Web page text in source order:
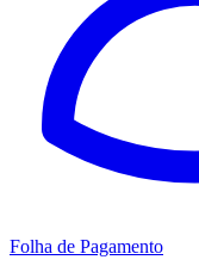
Folha de Pagamento